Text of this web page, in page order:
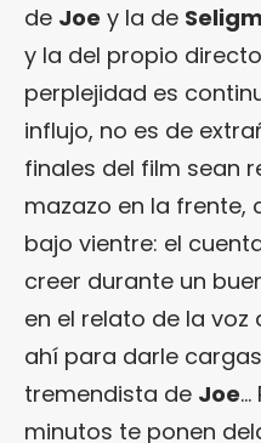
de Joe y la de
y la del propio
perplejidad es
influjo, no es de
finales del film sean
mazazo en la frente,
bajo vientre: el
creer durante un
en el relato de la voz
ahí para darle
tremendista de Joe…
minutos te ponen